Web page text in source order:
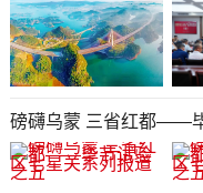
磅礴乌蒙 三省红都——